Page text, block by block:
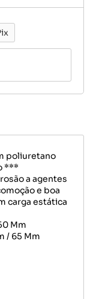
poliuretano
***
a agentes
e boa
carga estática
Mm
/ 65 Mm